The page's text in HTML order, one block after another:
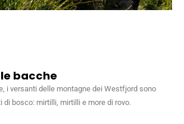
bacche
i versanti delle montagne dei Westfjord sono
di bosco: mirtilli, mirtilli e more di rovo.